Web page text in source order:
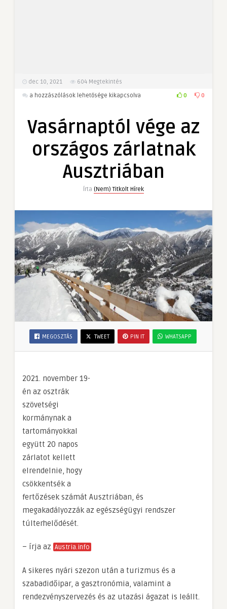
dec 10, 2021 604 Megtekintés
Vasárnaptól
országos
Ausztriában
a hozzászólások lehetősége kikapcsolva 0 0
Vasárnaptól vége az
országos zárlatnak
Ausztriában
Írta (Nem) Titkolt Hírek
MEGOSZTÁS TWEET PIN IT WHATSAPP
2021. november 19-
én az osztrák
szövetségi
kormánynak a
tartományokkal
együtt 20 napos
zárlatot kellett
elrendelnie, hogy
csökkentsék a
fertőzések számát Ausztriában, és
megakadályozzák az egészségügyi rendszer
túlterhelődését.
– írja az Austria.info
A sikeres nyári szezon után a turizmus és a
szabadidőipar, a gasztronómia, valamint a
rendezvényszervezés és az utazási ágazat is leállt.